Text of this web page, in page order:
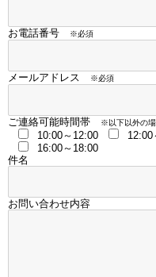
お電話番号 ※必須
メールアドレス ※必須
ご連絡可能時間帯 ※以下以外の場
10:00～12:00 12:00
16:00～18:00
件名
お問い合わせ内容